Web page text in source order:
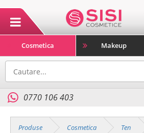
Cosmetica Makeup
0770 106 403
Produse Cosmetica Ten